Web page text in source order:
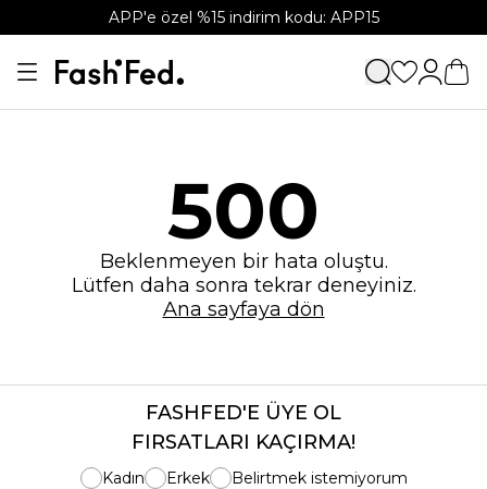
APP'e özel %15 indirim kodu: APP15
500
Beklenmeyen bir hata oluştu.
Lütfen daha sonra tekrar deneyiniz.
Ana sayfaya dön
FASHFED'E ÜYE OL
FIRSATLARI KAÇIRMA!
Kadın Erkek
Belirtmek istemiyorum